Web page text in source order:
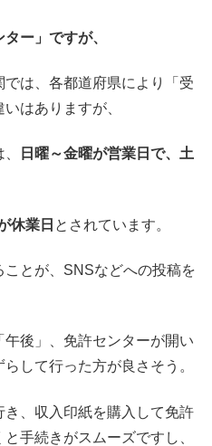
ー」ですが、
は、各都道府県により「受
はありますが、
日曜～金曜が営業日で、土
休業日 とされています。
とが、SNSなどへの投稿を
後」、免許センターが開い
して行った方が良さそう。
、収入印紙を購入して免許
手続きがスムーズですし、